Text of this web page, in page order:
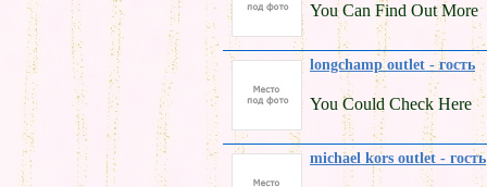
You Can Find Out More
longchamp outlet - гость
You Could Check Here
michael kors outlet - гость